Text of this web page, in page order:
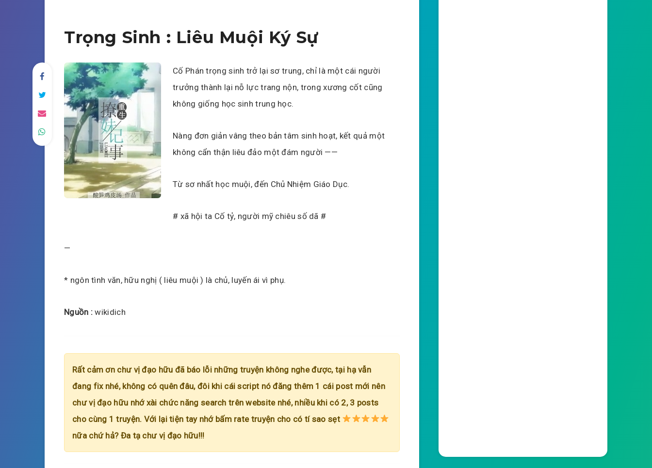
Trọng Sinh : Liêu Muội Ký Sự
Cố Phán trọng sinh trở lại sơ trung, chỉ là một cái người
trưởng thành lại nỗ lực trang nộn, trong xương cốt cũng
không giống học sinh trung học.
Nàng đơn giản vâng theo bản tâm sinh hoạt, kết quả một
không cẩn thận liêu đảo một đám người ——
Từ sơ nhất học muội, đến Chủ Nhiệm Giáo Dục.
# xã hội ta Cố tỷ, người mỹ chiêu số dã #
—
* ngôn tình văn, hữu nghị ( liêu muội ) là chủ, luyến ái vì phụ.
Nguồn : wikidich
Rất cảm ơn chư vị đạo hữu đã báo lỗi những truyện không nghe được, tại hạ vẫn
đang fix nhé, không có quên đâu, đôi khi cái script nó đăng thêm 1 cái post mới nên
chư vị đạo hữu nhớ xài chức năng search trên website nhé, nhiều khi có 2, 3 posts
cho cùng 1 truyện. Với lại tiện tay nhớ bấm rate truyện cho có tí sao sẹt
nữa chứ hả? Đa tạ chư vị đạo hữu!!!